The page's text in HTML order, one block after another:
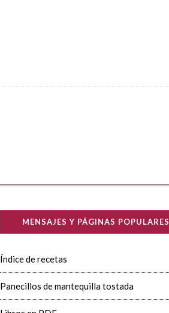
MENSAJES Y PÁGINAS POPULARES
Índice de recetas
Panecillos de mantequilla tostada